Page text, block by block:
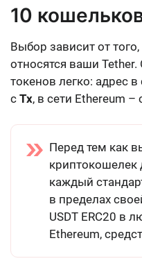
10
Выбор зависит от
относятся ваши
токенов легко: адрес в
с Tx, в сети Ethereum –
Перед тем как
криптокошелек
каждый
в пределах
USDT ERC20 в
Ethereum,